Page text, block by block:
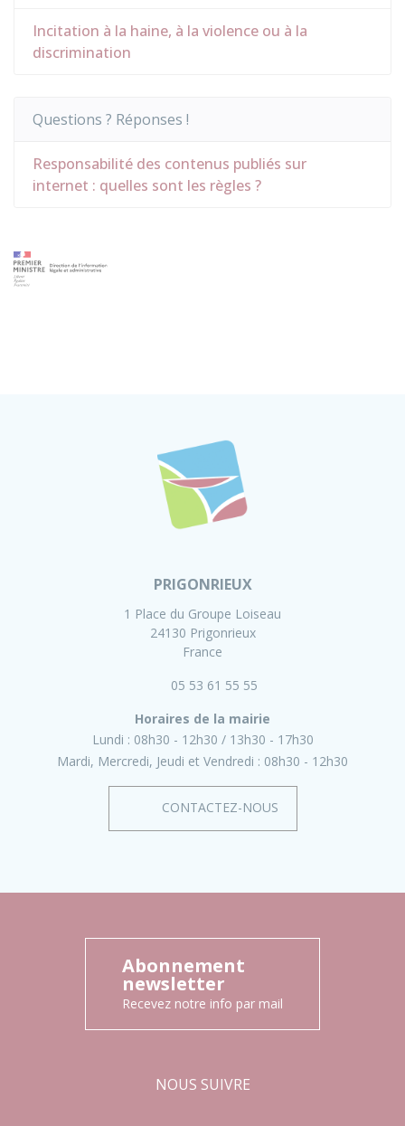
Incitation à la haine, à la violence ou à la
discrimination
Questions ? Réponses !
Responsabilité des contenus publiés sur
internet : quelles sont les règles ?
PRIGONRIEUX
1 Place du Groupe Loiseau
24130 Prigonrieux
France
05 53 61 55 55
Horaires de la mairie
Lundi : 08h30 - 12h30
13h30 - 17h30
Mardi, Mercredi, Jeudi et Vendredi : 08h30 - 12h30
CONTACTEZ-NOUS
Abonnement
newsletter
Recevez notre info par mail
NOUS SUIVRE